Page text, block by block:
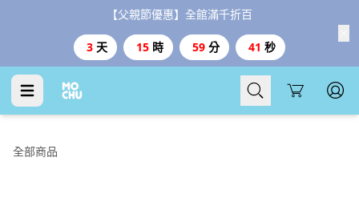
【父親節優惠】全館滿千折百
3 天 15 時 59 分 40 秒
Cart
全部商品